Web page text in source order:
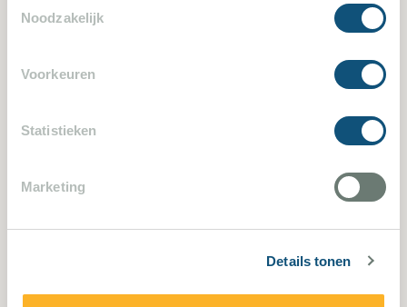
Noodzakelijk
Voorkeuren
Statistieken
Marketing
Details tonen